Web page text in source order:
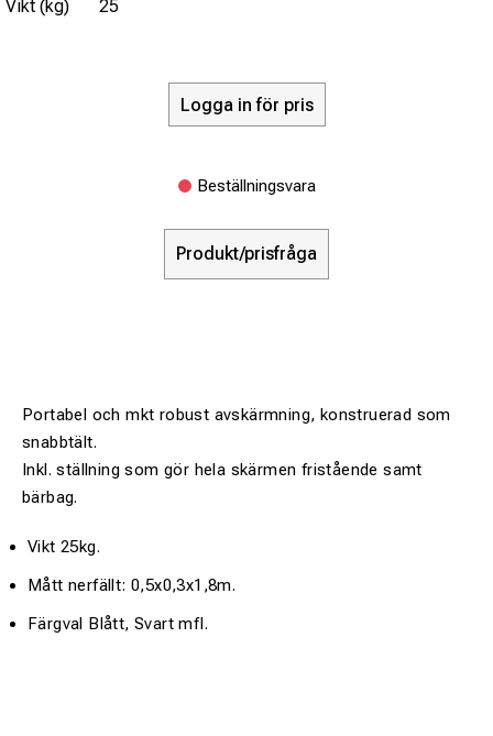
Vikt (kg)
25
Logga in för pris
Beställningsvara
Produkt/prisfråga
Portabel och mkt robust avskärmning, konstruerad som
snabbtält.
Inkl. ställning som gör hela skärmen fristående samt
bärbag.
Vikt 25kg.
Mått nerfällt: 0,5x0,3x1,8m.
Färgval Blått, Svart mfl.